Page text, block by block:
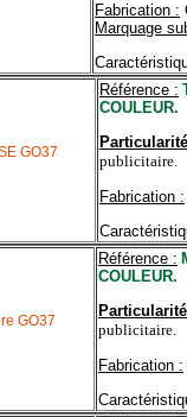
Fabrication :
Marquage
Référence :
COULEUR.
publicitaire.
Fabrication :
Référence :
COULEUR.
publicitaire.
Fabrication :